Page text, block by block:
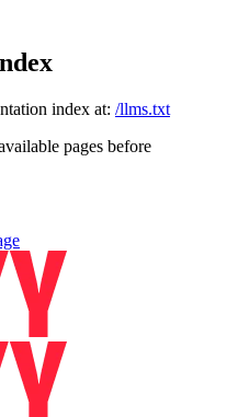
index at: /llms.txt
pages before